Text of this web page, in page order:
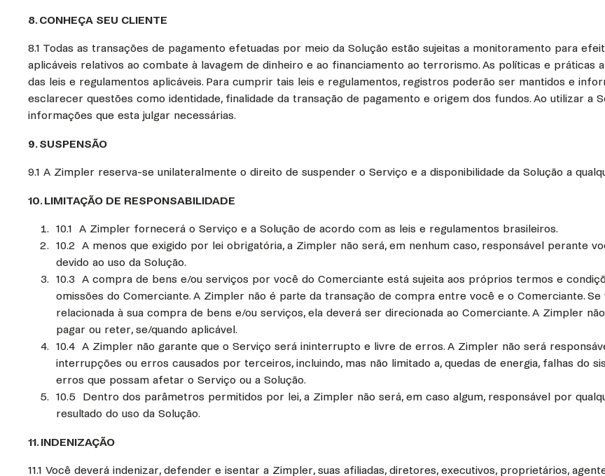
8. CONHEÇA SEU CLIENTE
8.1 Todas as transações de pagamento efetuadas por meio da Solução estão sujeitas a monitoramento para
aplicáveis relativos ao combate à lavagem de dinheiro e ao financiamento ao terrorismo. As políticas e
das leis e regulamentos aplicáveis. Para cumprir tais leis e regulamentos, registros poderão ser mantidos e
esclarecer questões como identidade, finalidade da transação de pagamento e origem dos fundos. Ao utilizar
informações que esta julgar necessárias.
9. SUSPENSÃO
9.1 A Zimpler reserva-se unilateralmente o direito de suspender o Serviço e a disponibilidade da Solução a
10. LIMITAÇÃO DE RESPONSABILIDADE
10.1 A Zimpler fornecerá o Serviço e a Solução de acordo com as leis e regulamentos brasileiros.
10.2 A menos que exigido por lei obrigatória, a Zimpler não será, em nenhum caso, responsável perante
devido ao uso da Solução.
10.3 A compra de bens e/ou serviços por você do Comerciante está sujeita aos próprios termos e
omissões do Comerciante. A Zimpler não é parte da transação de compra entre você e o Comerciante.
relacionada à sua compra de bens e/ou serviços, ela deverá ser direcionada ao Comerciante. A Zimpler
pagar ou reter, se/quando aplicável.
10.4 A Zimpler não garante que o Serviço será ininterrupto e livre de erros. A Zimpler não será
interrupções ou erros causados por terceiros, incluindo, mas não limitado a, quedas de energia, falhas do
erros que possam afetar o Serviço ou a Solução.
10.5 Dentro dos parâmetros permitidos por lei, a Zimpler não será, em caso algum, responsável por
resultado do uso da Solução.
11. INDENIZAÇÃO
11.1 Você deverá indenizar, defender e isentar a Zimpler, suas afiliadas, diretores, executivos, proprietários,